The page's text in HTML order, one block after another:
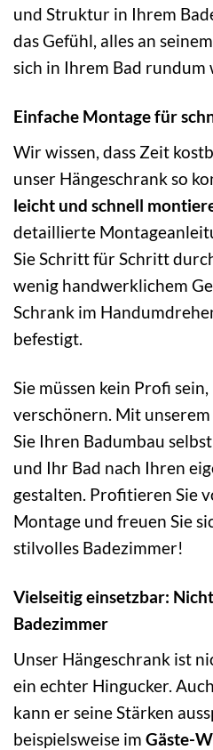
und Struktur in Ihrem
das Gefühl, alles an
sich in Ihrem Bad rundum
Einfache Montage für
Wir wissen, dass Zeit
unser Hängeschrank so
leicht und schnell
detaillierte
Sie Schritt für Schritt
wenig handwerklichem
Schrank im
befestigt.
Sie müssen kein Profi
verschönern. Mit
Sie Ihren Badumbau
und Ihr Bad nach Ihren
gestalten. Profitieren Sie
Montage und freuen Sie
stilvolles Badezimmer!
Vielseitig einsetzbar:
Badezimmer
Unser Hängeschrank ist
ein echter Hingucker.
kann er seine Stärken
beispielsweise im Gäste-